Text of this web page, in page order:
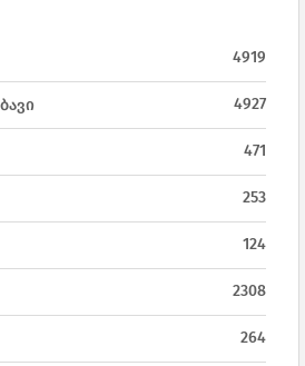
4919
4927
471
253
124
2308
264